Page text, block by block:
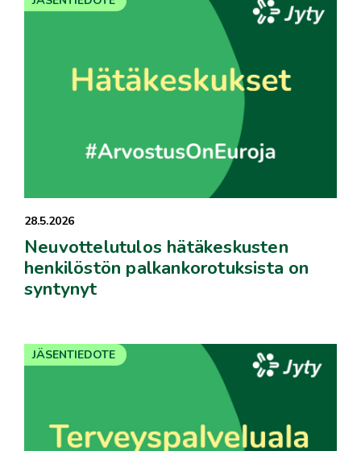
28.5.2026
Neuvottelutulos hätäkeskusten
henkilöstön palkankorotuksista on
syntynyt
JÄSENTIEDOTE